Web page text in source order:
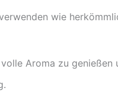
wie
Aroma zu genießen